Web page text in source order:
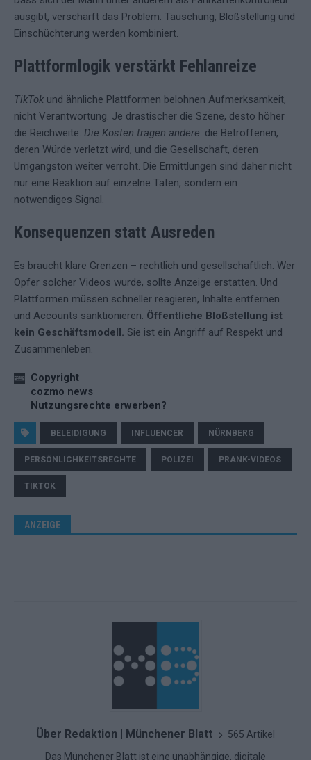
ausgibt, verschärft das Problem: Täuschung, Bloßstellung und
Einschüchterung werden kombiniert.
Plattformlogik verstärkt Fehlanreize
TikTok und ähnliche Plattformen belohnen Aufmerksamkeit,
nicht Verantwortung. Je drastischer die Szene, desto höher
die Reichweite. Die Kosten tragen andere: die Betroffenen,
deren Würde verletzt wird, und die Gesellschaft, deren
Umgangston weiter verroht. Die Ermittlungen sind daher nicht
nur eine Reaktion auf einzelne Taten, sondern ein
notwendiges Signal.
Konsequenzen statt Ausreden
Es braucht klare Grenzen – rechtlich und gesellschaftlich. Wer
Opfer solcher Videos wurde, sollte Anzeige erstatten. Und
Plattformen müssen schneller reagieren, Inhalte entfernen
und Accounts sanktionieren. Öffentliche Bloßstellung ist
kein Geschäftsmodell. Sie ist ein Angriff auf Respekt und
Zusammenleben.
Copyright
cozmo news
Nutzungsrechte erwerben?
BELEIDIGUNG INFLUENCER NÜRNBERG
PERSÖNLICHKEITSRECHTE POLIZEI PRANK-VIDEOS
TIKTOK
ANZEIGE
Über Redaktion | Münchener Blatt 565 Artikel
Das Münchener Blatt ist eine unabhängige, digitale